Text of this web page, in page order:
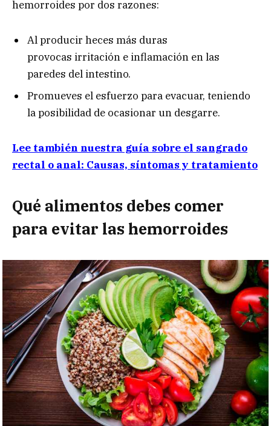
hemorroides por dos razones:
Al producir heces más duras
provocas irritación e inflamación en las
paredes del intestino.
Promueves el esfuerzo para evacuar, teniendo
la posibilidad de ocasionar un desgarre.
Lee también nuestra guía sobre el sangrado
rectal o anal: Causas, síntomas y tratamiento
Qué alimentos debes comer
para evitar las hemorroides